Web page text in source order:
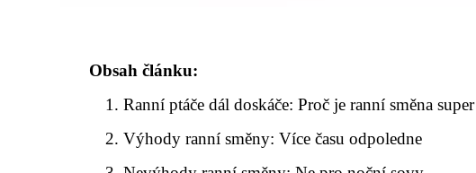
Obsah článku:
Ranní ptáče dál doskáče: Proč je ranní směna super
Výhody ranní směny: Více času odpoledne